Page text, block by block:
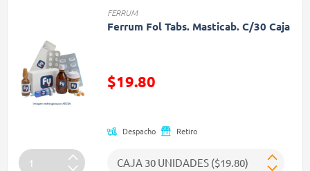
FERRUM
Ferrum Fol Tabs. Masticab. C/30 Caja
Precio reducido de
$19.80
Despacho Retiro